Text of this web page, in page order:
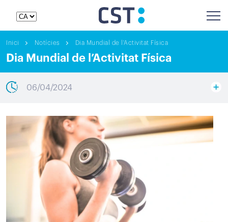
Inici Notícies Dia Mundial de l'Activitat Física
Dia Mundial de l’Activitat Física
06/04/2024